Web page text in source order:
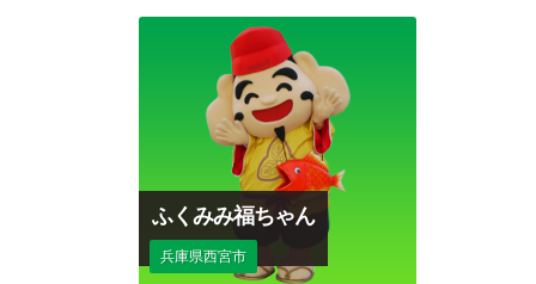
ふくみみ福ちゃん
兵庫県西宮市